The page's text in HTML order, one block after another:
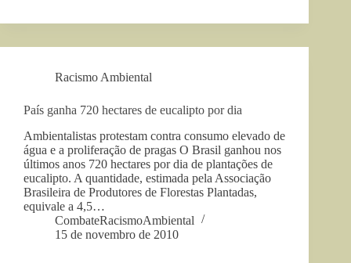
Racismo Ambiental
País ganha 720 hectares de eucalipto por dia
Ambientalistas protestam contra consumo elevado de
água e a proliferação de pragas O Brasil ganhou nos
últimos anos 720 hectares por dia de plantações de
eucalipto. A quantidade, estimada pela Associação
Brasileira de Produtores de Florestas Plantadas,
equivale a 4,5…
CombateRacismoAmbiental
15 de novembro de 2010